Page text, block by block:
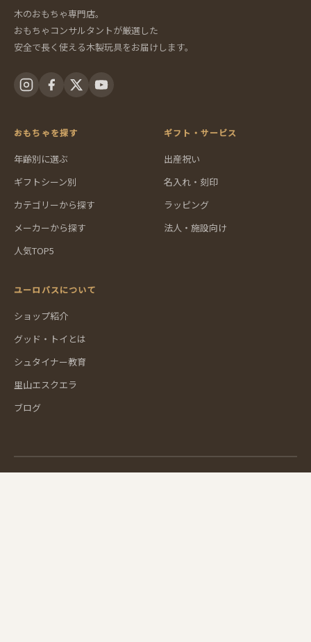
木のおもちゃ専門店。
おもちゃコンサルタントが厳選した
安全で長く使える木製玩具をお届けします。
おもちゃを探す
年齢別に選ぶ
ギフトシーン別
カテゴリーから探す
メーカーから探す
人気TOP5
ギフト・サービス
出産祝い
名入れ・刻印
ラッピング
法人・施設向け
ユーロバスについて
ショップ紹介
グッド・トイとは
シュタイナー教育
里山エスクエラ
ブログ